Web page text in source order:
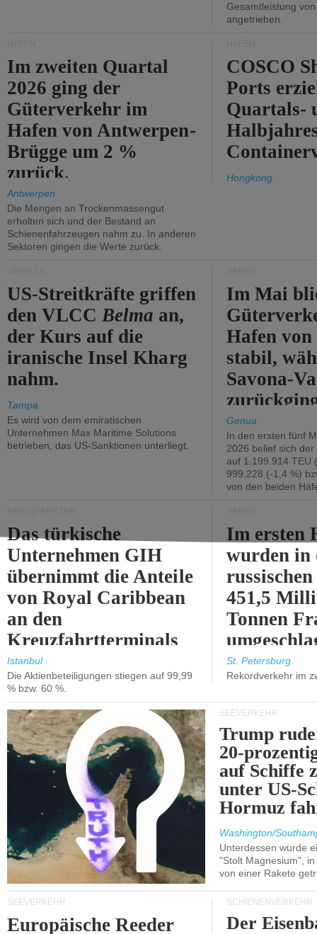
Gesamtleistung
angetrieben.
Im zweiten Quartal
2026 ging der
Güterverkehr im
Hafen von Antwerpen-
Brügge um 2 %
zurück.
Antwerpen
Die Mengen an Trockenmassengut
erholten sich und der Bestand an
Schienenfahrzeugen nahm zu. In anderen
Sektoren gingen die Werte zurück.
COSCO
Ports
Quartals-
Hongkong
US-Streitkräfte griffen
den VLCCBelma an,
der Kurs auf die
iranische Insel Kharg
nahm.
Tampa
Es wird von dem emiratischen
Unternehmen Max Maritime Solutions
betrieben, das US-Sanktionen unterliegt.
Im Mai
Hafen von
stabil,
Savona-
Genua
In den ersten fünf
2026 belief sich
auf 1.199.914 TEU
999.228 (-1,4 %)
von den beiden
Das türkische
Unternehmen GIH
übernimmt die Anteile
von Royal Caribbean
an den
Kreuzfahrtterminals
in Kusadasi und
Lissabon.
Istanbul
Die Aktienbeteiligungen stiegen auf 99,99
% bzw. 60 %.
Im ersten
wurden in
451,5
Tonnen
%).
St. Petersburg
Rekordverkehr im
SEEVERKEHR
Trump
20-
auf Schiffe
unter US-
Hormuz
Washington/
Unterdessen wurde
"Stolt Magnesium",
von einer Rakete
SEEVERKEHR
Europäische Reeder
SCHIENENVERKEHR
Der